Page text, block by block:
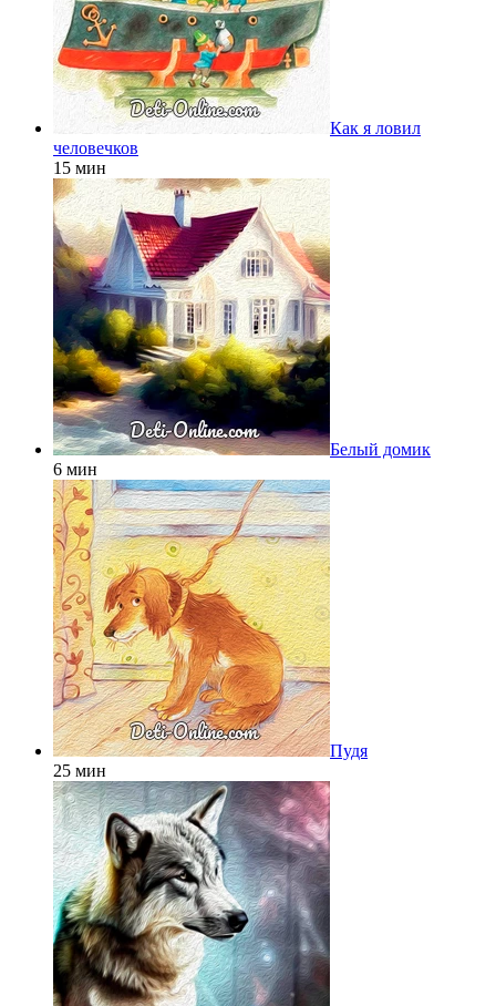
Как я ловил
человечков
15 мин
Белый домик
6 мин
Пудя
25 мин